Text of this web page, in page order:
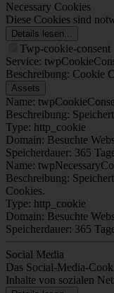
Necessary Cookies
Diese Cookies sind
Details lesen...
Twp-cookie-consent
Service:
Beschreibung: Cookie
Assets
Name:
Beschreibung:
Type: http_cookie
Domain: Besuchte
Speicherdauer: 365
Name:
Beschreibung:
Cookies.
Type: http_cookie
Domain: Besuchte
Speicherdauer: 365
Social Media
Das Social-Media-
Inhalte von sozialen